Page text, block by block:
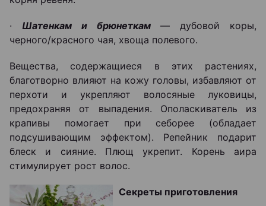
· Шатенкам и брюнеткам— дубовой коры,
черного/красного чая, хвоща полевого.
Вещества, содержащиеся в этих растениях,
благотворно влияют на кожу головы, избавляют от
перхоти и укрепляют волосяные луковицы,
предохраняя от выпадения. Ополаскиватель из
крапивы помогает при себорее (обладает
подсушивающим эффектом). Репейник подарит
блеск и сияние. Плющ укрепит. Корень аира
стимулирует рост волос.
Секреты приготовления